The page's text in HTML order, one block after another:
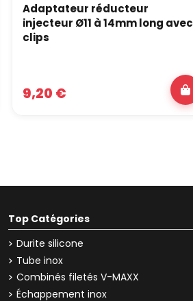
Adaptateur réducteur
injecteur Ø11 à 14mm long avec
clips
9,20 €
Top Catégories
Durite silicone
Tube inox
Combinés filetés V-MAXX
Échappement inox